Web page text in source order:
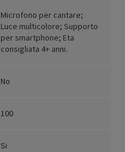
Microfono per cantare;
Luce multicolore; Supporto
per smartphone; Eta
consigliata 4+ anni.
No
100
Si